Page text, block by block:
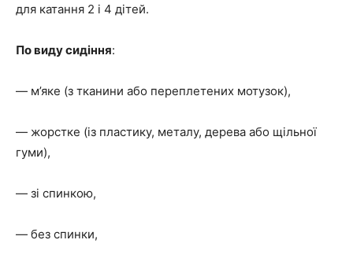
для катання 2 і 4 дітей.
По виду сидіння:
— м’яке (з тканини або переплетених мотузок),
— жорстке (із пластику, металу, дерева або щільної
гуми),
— зі спинкою,
— без спинки,